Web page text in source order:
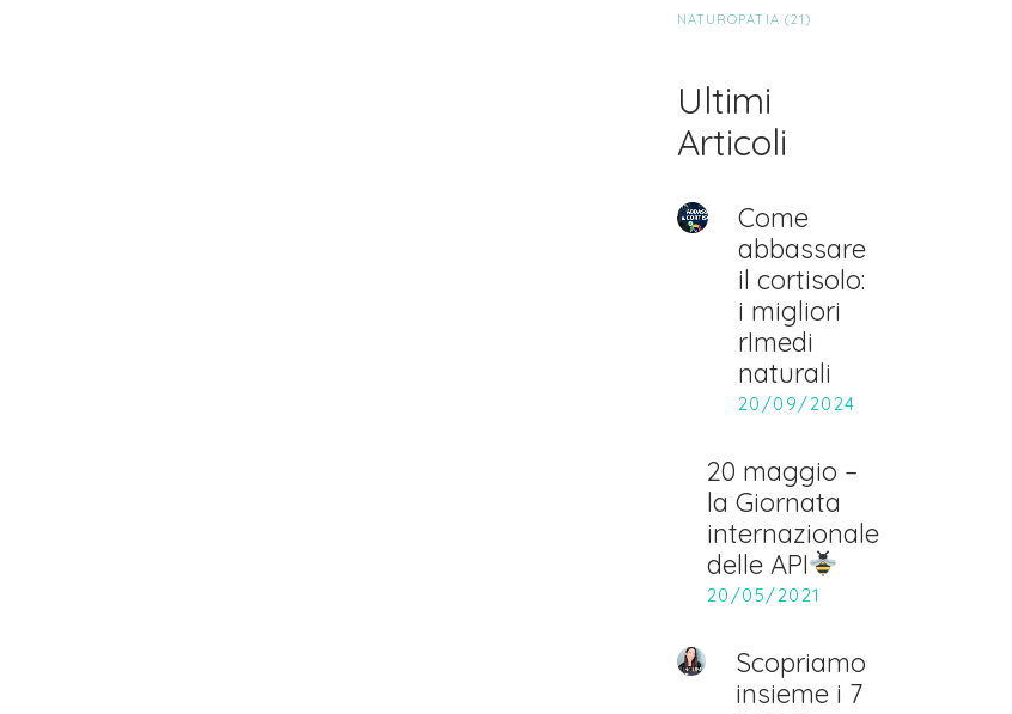
NATUROPATIA (21)
Ultimi
Articoli
Come
abbassare
il cortisolo:
i migliori
rImedi
naturali
20/09/2024
20 maggio –
la Giornata
internazionale
delle API
20/05/2021
Scopriamo
insieme i 7